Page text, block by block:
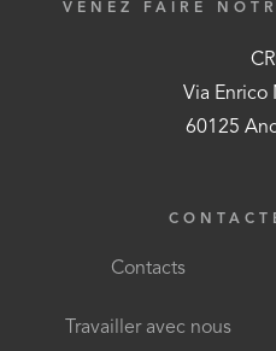
VENEZ FAIRE
Via Enrico
60125
Contacts
Travailler avec nous